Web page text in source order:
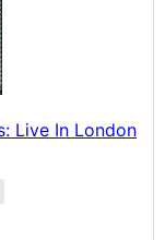
Live In London